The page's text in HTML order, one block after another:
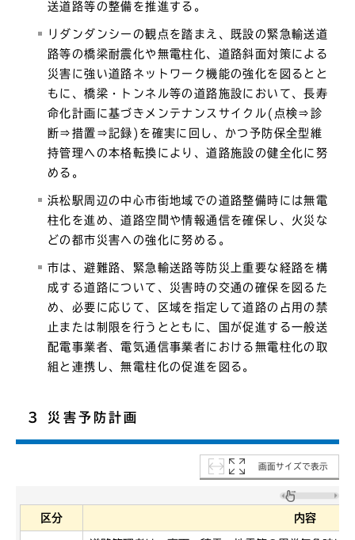
送道路等の整備を推進する。
リダンダンシーの観点を踏まえ、既設の緊急輸送道
路等の橋梁耐震化や無電柱化、道路斜面対策による
災害に強い道路ネットワーク機能の強化を図るとと
もに、橋梁・トンネル等の道路施設において、長寿
命化計画に基づきメンテナンスサイクル(点検⇒診
断⇒措置⇒記録)を確実に回し、かつ予防保全型維
持管理への本格転換により、道路施設の健全化に努
める。
浜松駅周辺の中心市街地域での道路整備時には無電
柱化を進め、道路空間や情報通信を確保し、火災な
どの都市災害への強化に努める。
市は、避難路、緊急輸送路等防災上重要な経路を構
成する道路について、災害時の交通の確保を図るた
め、必要に応じて、区域を指定して道路の占用の禁
止または制限を行うとともに、国が促進する一般送
配電事業者、電気通信事業者における無電柱化の取
組と連携し、無電柱化の促進を図る。
3 災害予防計画
画面サイズで表示
区分 内容